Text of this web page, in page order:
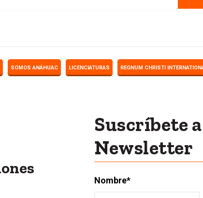
SOMOS ANÁHUAC LICENCIATURAS REGNUM CHRISTI
Suscríbete
Newsletter
Nombre*